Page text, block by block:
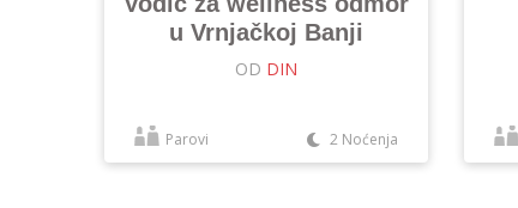
u Vrnjačkoj Banji
OD DIN
Parovi 2 Noćenja